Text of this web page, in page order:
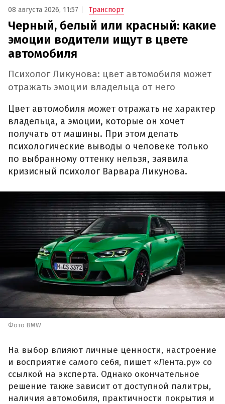
08 августа 2026, 11:57 Транспорт
Черный, белый или красный: какие
эмоции водители ищут в цвете
автомобиля
Психолог Ликунова: цвет автомобиля может
отражать эмоции владельца от него
Цвет автомобиля может отражать не характер
владельца, а эмоции, которые он хочет
получать от машины. При этом делать
психологические выводы о человеке только
по выбранному оттенку нельзя, заявила
кризисный психолог Варвара Ликунова.
Фото BMW
На выбор влияют личные ценности, настроение
и восприятие самого себя, пишет «Лента.ру» со
ссылкой на эксперта. Однако окончательное
решение также зависит от доступной палитры,
наличия автомобиля, практичности покрытия и